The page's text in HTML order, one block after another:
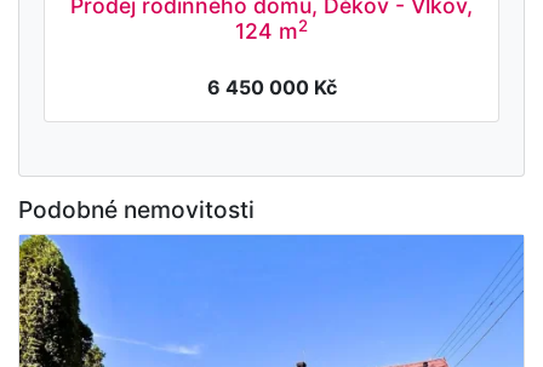
Prodej rodinného domu, Děkov - Vlkov,
124 m2
6 450 000 Kč
Podobné nemovitosti